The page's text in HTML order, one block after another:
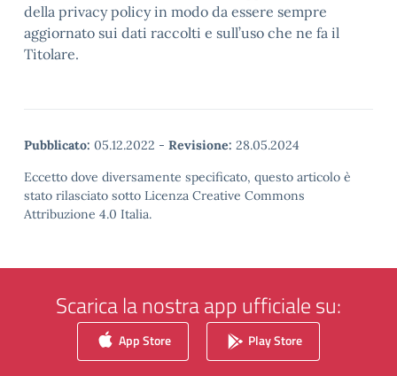
della privacy policy in modo da essere sempre
aggiornato sui dati raccolti e sull’uso che ne fa il
Titolare.
Pubblicato: 05.12.2022 - Revisione: 28.05.2024
Eccetto dove diversamente specificato, questo articolo è
stato rilasciato sotto Licenza Creative Commons
Attribuzione 4.0 Italia.
Scarica la nostra app ufficiale su:
App Store Play Store